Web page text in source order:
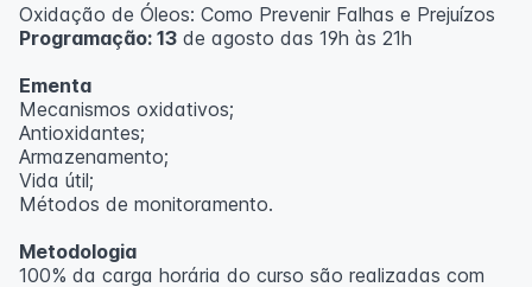
Oxidação de Óleos: Como Prevenir Falhas e Prejuízos
Programação: 13 de agosto das 19h às 21h
Ementa
Mecanismos oxidativos;
Antioxidantes;
Armazenamento;
Vida útil;
Métodos de monitoramento.
Metodologia
100% da carga horária do curso são realizadas com